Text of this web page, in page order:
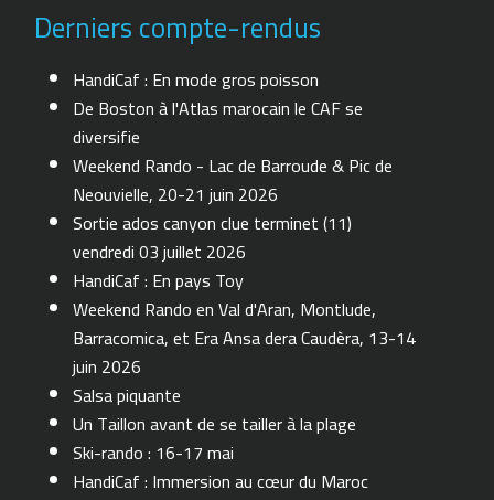
Derniers compte-rendus
HandiCaf : En mode gros poisson
De Boston à l'Atlas marocain le CAF se
diversifie
Weekend Rando - Lac de Barroude & Pic de
Neouvielle, 20-21 juin 2026
Sortie ados canyon clue terminet (11)
vendredi 03 juillet 2026
HandiCaf : En pays Toy
Weekend Rando en Val d'Aran, Montlude,
Barracomica, et Era Ansa dera Caudèra, 13-14
juin 2026
Salsa piquante
Un Taillon avant de se tailler à la plage
Ski-rando : 16-17 mai
HandiCaf : Immersion au cœur du Maroc